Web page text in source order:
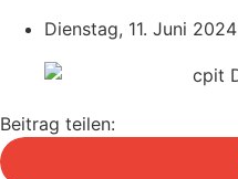
Dienstag, 11. Juni 2024
Beitrag teilen: